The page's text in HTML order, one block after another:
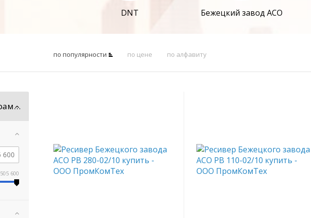
DNT Бежецкий завод АСО
по популярности по цене по алфавиту
Подбор по параметрам
505 600